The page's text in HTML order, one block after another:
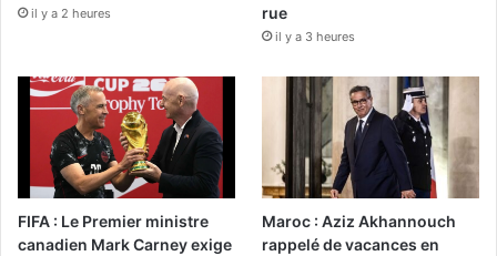
il y a 2 heures
rue
il y a 3 heures
FIFA : Le Premier ministre
canadien Mark Carney exige
Maroc : Aziz Akhannouch
rappelé de vacances en